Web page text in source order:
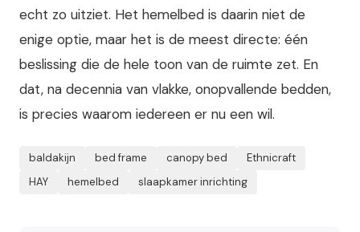
echt zo uitziet. Het hemelbed is daarin niet de
enige optie, maar het is de meest directe: één
beslissing die de hele toon van de ruimte zet. En
dat, na decennia van vlakke, onopvallende bedden,
is precies waarom iedereen er nu een wil.
baldakijn bed frame canopy bed
Ethnicraft
HAY
hemelbed slaapkamer inrichting